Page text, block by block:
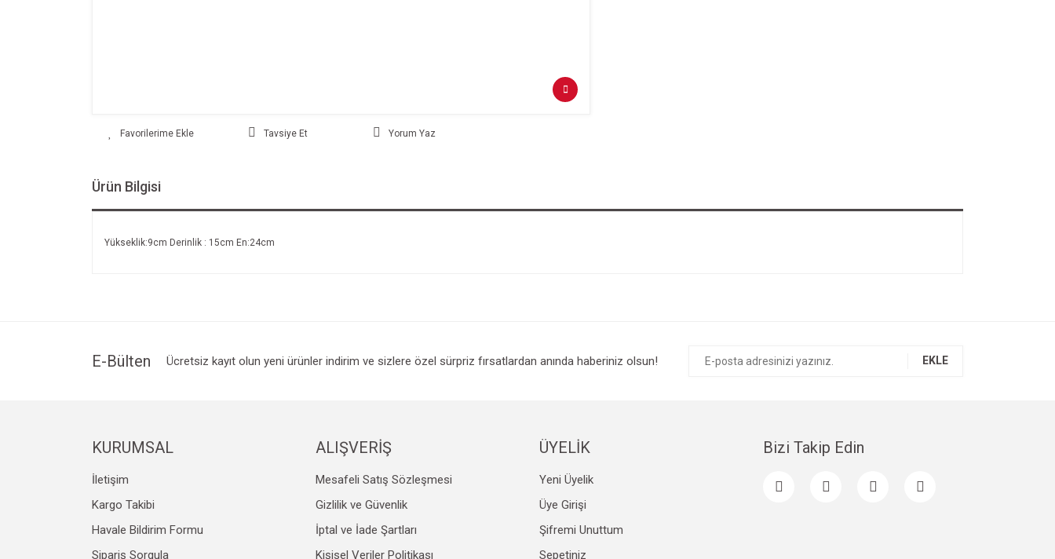
Tavsiye Et Yorum Yaz
Ürün Bilgisi
Yükseklik:9cm Derinlik : 15cm En:24cm
E-Bülten Ücretsiz kayıt olun yeni ürünler indirim ve sizlere özel sürpriz fırsatlardan anında haberiniz olsun! EKLE
KURUMSAL
İletişim
Kargo Takibi
Havale Bildirim Formu
Sipariş Sorgula
ALIŞVERİŞ
Mesafeli Satış Sözleşmesi
Gizlilik ve Güvenlik
İptal ve İade Şartları
Kişisel Veriler Politikası
ÜYELİK
Yeni Üyelik
Üye Girişi
Şifremi Unuttum
Sepetiniz
Bizi Takip Edin